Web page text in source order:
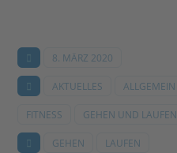
8. MÄRZ 2020
AKTUELLES ALLGEMEIN
FITNESS GEHEN UND LAUFEN
GEHEN LAUFEN